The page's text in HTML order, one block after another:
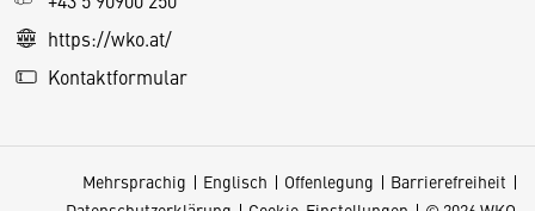
https://wko.at/
Kontaktformular
Mehrsprachig Englisch Offenlegung
Barrierefreiheit
S
e